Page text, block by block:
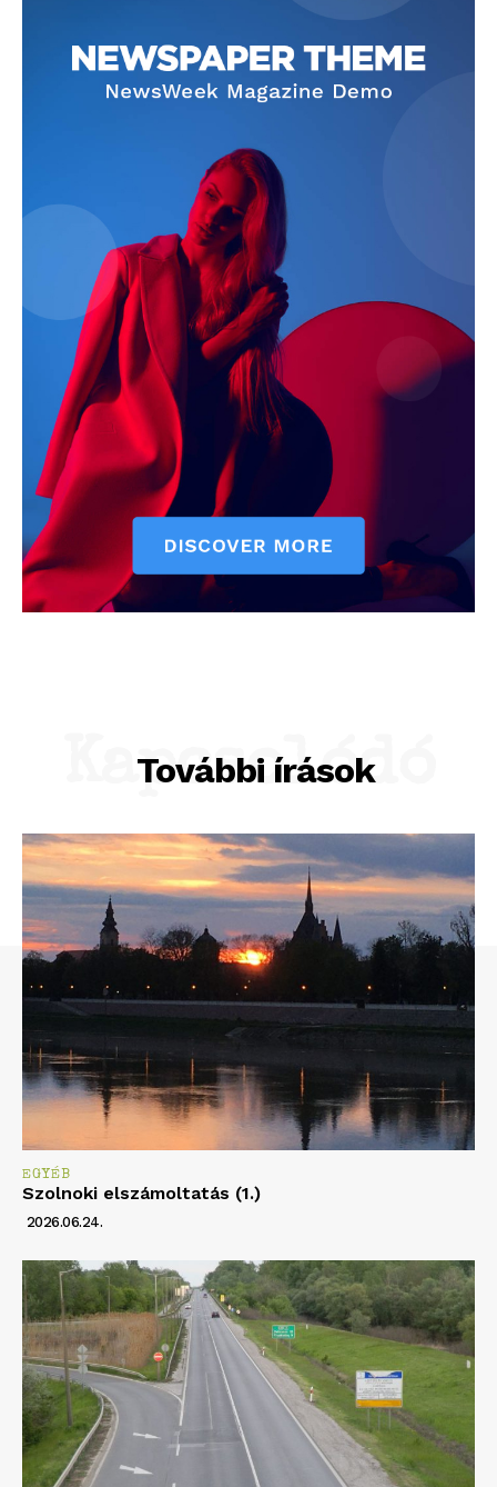
További írások
Kapcsolódó
EGYÉB
Szolnoki elszámoltatás (1.)
2026.06.24.